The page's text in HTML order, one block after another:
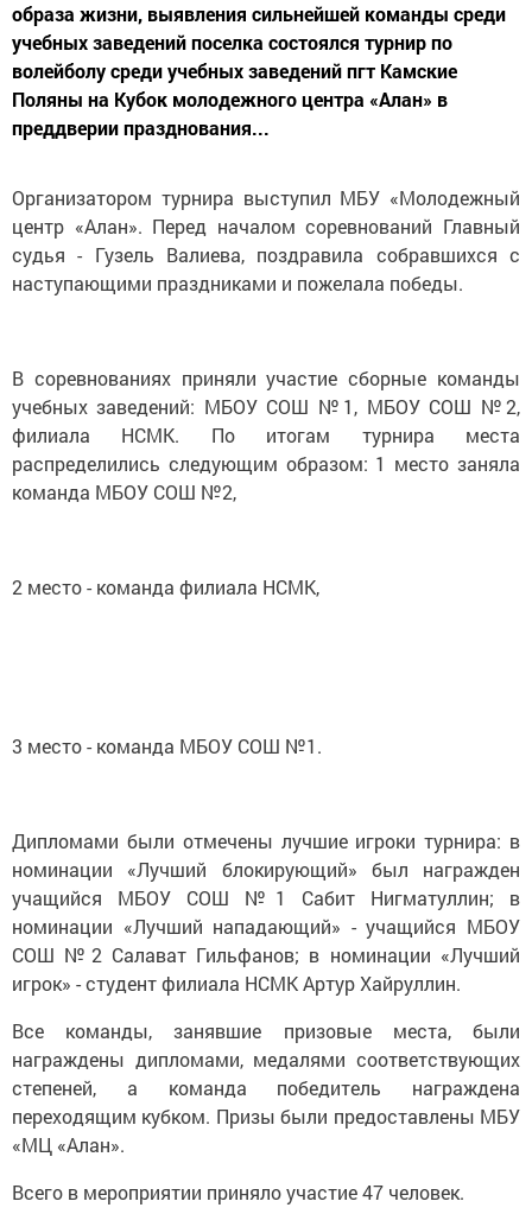
образа жизни, выявления сильнейшей команды среди
учебных заведений поселка состоялся турнир по
волейболу среди учебных заведений пгт Камские
Поляны на Кубок молодежного центра «Алан» в
преддверии празднования...
Организатором турнира выступил МБУ «Молодежный
центр «Алан». Перед началом соревнований Главный
судья - Гузель Валиева, поздравила собравшихся с
наступающими праздниками и пожелала победы.
В соревнованиях приняли участие сборные команды
учебных заведений: МБОУ СОШ №1, МБОУ СОШ №2,
филиала НСМК. По итогам турнира места
распределились следующим образом: 1 место заняла
команда МБОУ СОШ №2,
2 место - команда филиала НСМК,
3 место - команда МБОУ СОШ №1.
Дипломами были отмечены лучшие игроки турнира: в
номинации «Лучший блокирующий» был награжден
учащийся МБОУ СОШ №1 Сабит Нигматуллин; в
номинации «Лучший нападающий» - учащийся МБОУ
СОШ №2 Салават Гильфанов; в номинации «Лучший
игрок» - студент филиала НСМК Артур Хайруллин.
Все команды, занявшие призовые места, были
награждены дипломами, медалями соответствующих
степеней, а команда победитель награждена
переходящим кубком. Призы были предоставлены МБУ
«МЦ «Алан».
Всего в мероприятии приняло участие 47 человек.